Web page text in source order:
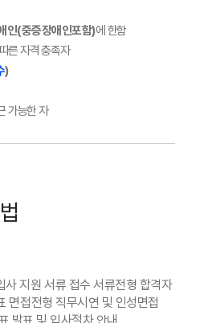
인(중증장애인포함)에 한함
른 자격 충족자
)
가능한 자